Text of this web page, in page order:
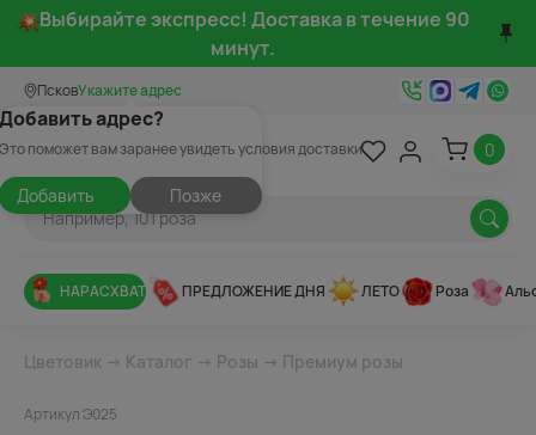
Выбирайте экспресс! Доставка в течение 90
минут.
ПсковУкажите адрес
адрес?
поможет вам заранее увидеть условия доставки
Добавить Позже
0
НАРАСХВАТ ПРЕДЛОЖЕНИЕ ДНЯ ЛЕТО Роза
Цветовик → Каталог → Розы → Премиум розы
Артикул Э025